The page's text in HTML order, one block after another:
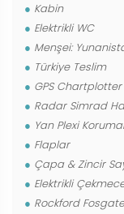
Kabin
Elektrikli WC
Menşei:
Türkiye Teslim
GPS Chartplotter
Radar Simrad
Yan Plexi
Flaplar
Çapa & Zincir
Elektrikli
Rockford